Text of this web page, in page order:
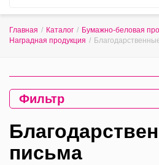
Главная / Каталог / Бумажно-беловая
Наградная продукция /
Фильтр
письма